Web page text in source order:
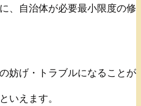
、自治体が必要最小限度の修
妨げ・トラブルになることが
いえます。